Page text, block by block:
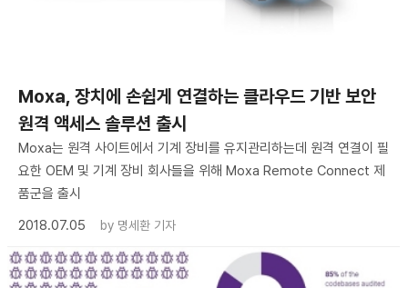
Moxa, 장치에 손쉽게 연결하는 클라우드 기반 보안
원격 액세스 솔루션 출시
Moxa는 원격 사이트에서 기계 장비를 유지관리하는데 원격 연결이 필
요한 OEM 및 기계 장비 회사들을 위해 Moxa Remote Connect 제
품군을 출시
2018.07.05
by 명세환 기자